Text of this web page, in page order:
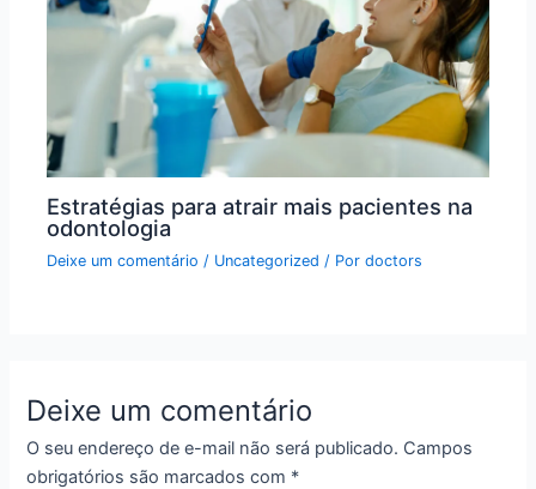
Estratégias para atrair mais pacientes na
odontologia
Deixe um comentário / Uncategorized / Pordoctors
Deixe um comentário
O seu endereço de e-mail não será publicado. Campos
obrigatórios são marcados com *